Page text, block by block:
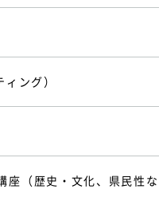
ング）
座（歴史・文化、県民性な